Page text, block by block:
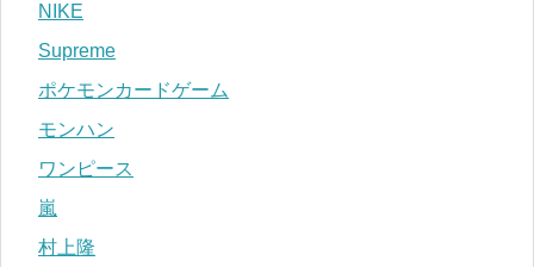
NIKE
Supreme
ポケモンカードゲーム
モンハン
ワンピース
嵐
村上隆